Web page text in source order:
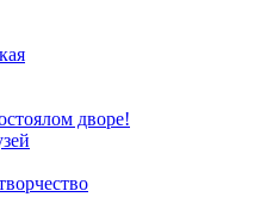
дворе!